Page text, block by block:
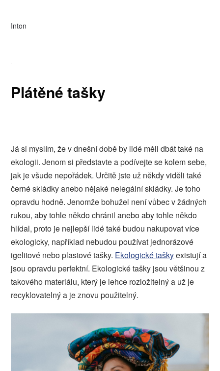
Inton
Plátěné tašky
Já si myslím, že v dnešní době by lidé měli dbát také na
ekologii. Jenom si představte a podívejte se kolem sebe,
jak je všude nepořádek. Určitě jste už někdy viděli také
černé skládky anebo nějaké nelegální skládky. Je toho
opravdu hodně. Jenomže bohužel není vůbec v žádných
rukou, aby tohle někdo chránil anebo aby tohle někdo
hlídal, proto je nejlepší lidé také budou nakupovat více
ekologicky, například nebudou používat jednorázové
igelitové nebo plastové tašky. Ekologické taškyexistují a
jsou opravdu perfektní. Ekologické tašky jsou většinou z
takového materiálu, který je lehce rozložitelný a už je
recyklovatelný a je znovu použitelný.